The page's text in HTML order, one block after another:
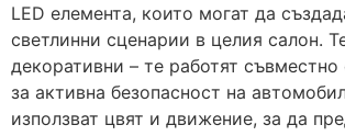
LED елемента, които могат да
светлинни сценарии в целия салон.
декоративни – те работят
за активна безопасност на
използват цвят и движение, за да